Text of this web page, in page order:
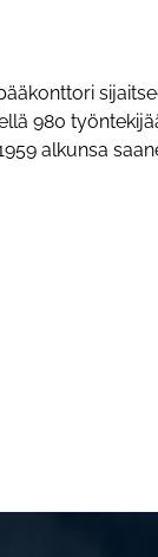
980
alkunsa